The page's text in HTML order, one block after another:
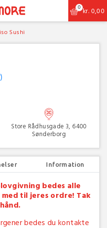
0 kr. 0,00
Sushi
Store Rådhusgade 3, 6400
Sønderborg
Information
bedes alle
til jeres ordre! Tak
bedes du kontakte